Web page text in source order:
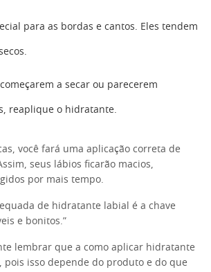
para as bordas e cantos. Eles tendem
a secar ou parecerem
reaplique o hidratante.
você fará uma aplicação correta de
seus lábios ficarão macios,
por mais tempo.
de hidratante labial é a chave
e bonitos.”
lembrar que a como aplicar hidratante
pois isso depende do produto e do que